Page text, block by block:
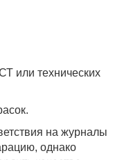
или технических
на журналы
однако